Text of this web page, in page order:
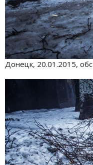
Донецк, 20.01.2015,